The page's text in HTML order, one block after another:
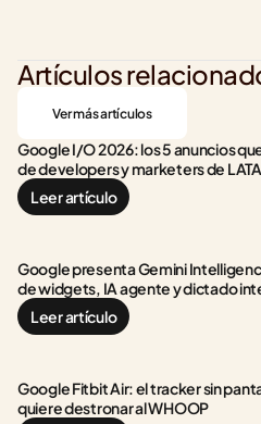
Artículos
Ver más artículos
Google I/O 2026: los 5 anuncios
de developers y marketers de
Leer artículo
Google presenta Gemini
de widgets, IA agente y dictado
Leer artículo
Google Fitbit Air: el tracker sin
quiere destronar al WHOOP